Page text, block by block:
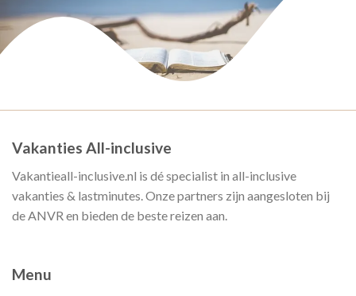
Vakanties All-inclusive
Vakantieall-inclusive.nl is dé specialist in all-inclusive
vakanties & lastminutes. Onze partners zijn aangesloten bij
de ANVR en bieden de beste reizen aan.
Menu